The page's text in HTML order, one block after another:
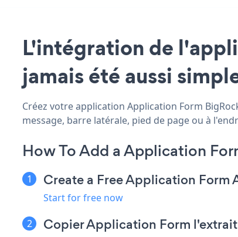
L'intégration de
jamais été aussi
Créez votre application Application Form
message, barre latérale, pied de page ou à
How To Add a Application
Create a Free Application Form
Start for free now
Copier Application Form